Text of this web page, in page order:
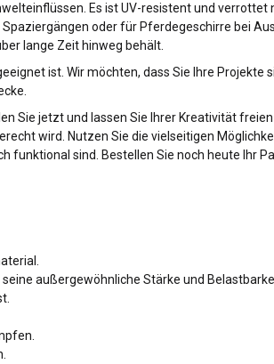
Es ist UV-resistent und verrottet
oder für Pferdegeschirre bei
lange Zeit hinweg behält.
ist. Wir möchten, dass Sie Ihre Projekte
Sie jetzt und lassen Sie Ihrer Kreativität
wird. Nutzen Sie die vielseitigen
sind. Bestellen Sie noch heute Ihr
außergewöhnliche Stärke und